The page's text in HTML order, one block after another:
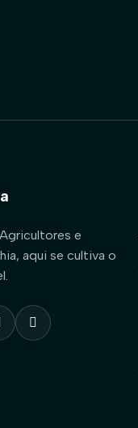
e
aqui se cultiva o